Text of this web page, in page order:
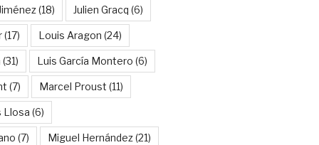
(18) Julien Gracq (6)
(17) Louis Aragon (24)
(31) Luis García Montero (6)
(7) Marcel Proust (11)
Llosa (6)
(7) Miguel Hernández(21)